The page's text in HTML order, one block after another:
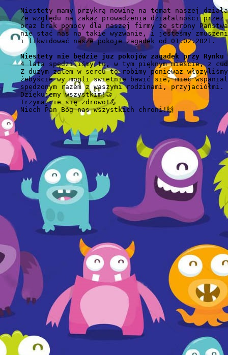
Niestety mamy przykrą nowinę na temat naszej
Ze względu na zakaz prowadzenia działalności przez
oraz brak pomocy dla naszej firmy ze strony
nie stać nas na takie wyzwanie, i jesteśmy
    i likwidować nasze pokoje zagadek od 01.02.2021.
Niestety nie będzie juz pokojów zagadek przy Rynku
4 lata spędziliśmy tu, w tym pięknym mieście, z
Z dużym żalem w sercu to robimy ponieważ
żebyście wy mogli swietnie bawić sie, mieć
spędzonym razem z waszymi rodzinami, przyjaciółmi.
    Dziękujemy wszystkim!🤝
    Trzymajcie się zdrowo!💪
    Niech Pan Bóg nas wszystkich chroni!🙌